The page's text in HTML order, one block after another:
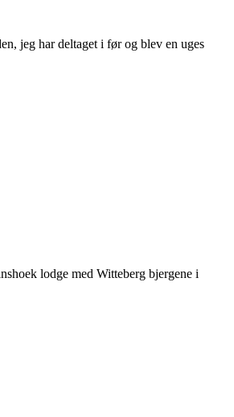
jeg har deltaget i før og blev en uges
lodge med Witteberg bjergene i